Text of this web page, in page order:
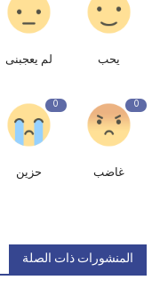
يحب لم يعجبنى
0
غاضب
0
حزين
المنشورات ذات الصلة